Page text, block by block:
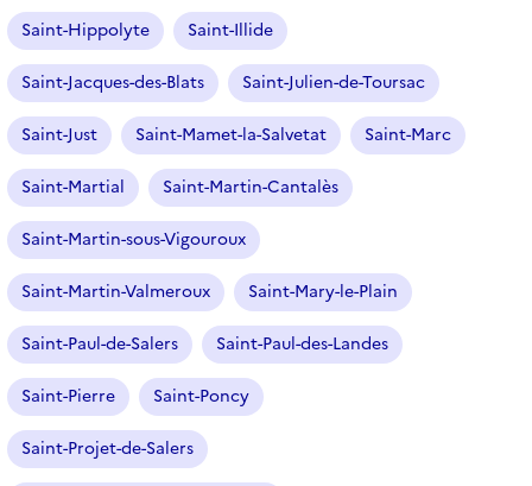
e
c
t
i
o
n
n
é
)
Saint-Hippolyte Saint-Illide
Saint-Jacques-des-Blats Saint-Julien-de-Toursac
Saint-Just Saint-Mamet-la-Salvetat Saint-Marc
Saint-Martial Saint-Martin-Cantalès
Saint-Martin-sous-Vigouroux
Saint-Martin-Valmeroux Saint-Mary-le-Plain
Saint-Paul-de-Salers Saint-Paul-des-Landes
Saint-Pierre Saint-Poncy
Saint-Projet-de-Salers